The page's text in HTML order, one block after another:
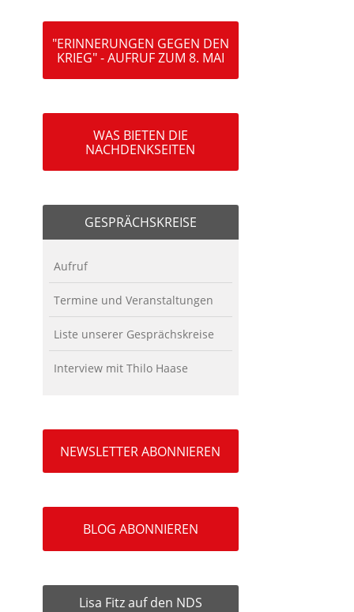
"ERINNERUNGEN GEGEN DEN
KRIEG" - AUFRUF ZUM 8. MAI
WAS BIETEN DIE
NACHDENKSEITEN
GESPRÄCHSKREISE
Aufruf
Termine und Veranstaltungen
Liste unserer Gesprächskreise
Interview mit Thilo Haase
NEWSLETTER ABONNIEREN
BLOG ABONNIEREN
Lisa Fitz auf den NDS